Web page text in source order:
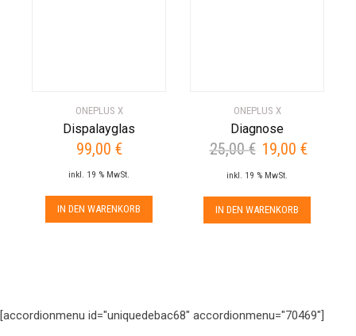
ONEPLUS X
Dispalayglas
99,00 €
inkl. 19 % MwSt.
IN DEN WARENKORB
ONEPLUS X
Diagnose
25,00€ Ursprünglicher
25,00 €
19,00 €Aktueller
inkl. 19 % MwSt.
IN DEN WARENKORB
[accordionmenu id="uniquedebac68" accordionmenu="70469"]